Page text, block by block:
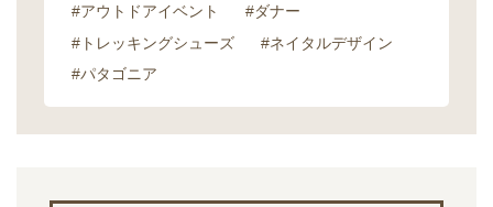
#アウトドアイベント
#ダナー
#トレッキングシューズ
#ネイタルデザイン
#パタゴニア